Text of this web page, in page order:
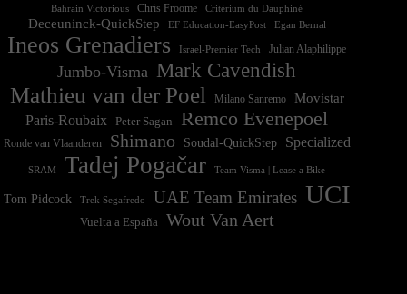
Bahrain Victorious Chris Froome Critérium du Dauphiné
Deceuninck-QuickStep EF Education-EasyPost Egan Bernal
Ineos Grenadiers Israel-Premier Tech Julian Alaphilippe
Jumbo-Visma Mark Cavendish
Mathieu van der Poel Milano Sanremo
Movistar
Paris-Roubaix
Peter Sagan Remco Evenepoel
Ronde van Vlaanderen Shimano Soudal-QuickStep Specialized
SRAM Tadej Pogačar Team Visma | Lease a Bike
Tom Pidcock Trek Segafredo UAE Team Emirates UCI
Vuelta a España Wout Van Aert